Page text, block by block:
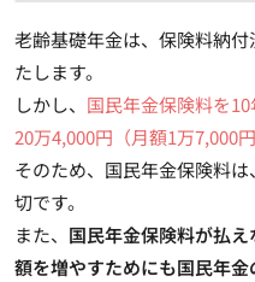
老齢基礎年金は、保険料納
たします。
しかし、 国民年金保険料を
20万4,000円（月額1万7,000
そのため、国民年金保険料
切です。
また、 国民年金保険料が払
額を増やすためにも国民年